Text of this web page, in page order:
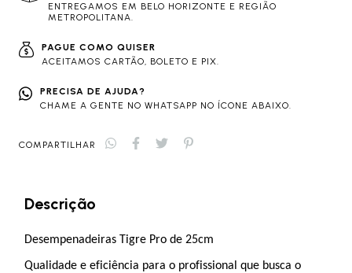
ENTREGAMOS EM BELO HORIZONTE E REGIÃO
METROPOLITANA.
PAGUE COMO QUISER
ACEITAMOS CARTÃO, BOLETO E PIX.
PRECISA DE AJUDA?
CHAME A GENTE NO WHATSAPP NO ÍCONE ABAIXO.
COMPARTILHAR
Descrição
Desempenadeiras Tigre Pro de 25cm
Qualidade e eficiência para o profissional que busca o